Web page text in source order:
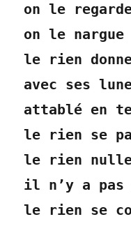
on le
on le nargue
le rien
avec ses
attablé en
le rien se
le rien
il n’y a pas
le rien se